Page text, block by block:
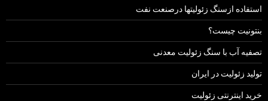
استفاده ازسنگ زئولیتها درصنعت نفت
بنتونیت چیست؟
تصفیه آب با سنگ زئولیت معدنی
تولید زئولیت در ایران
خرید اینترنتی زئولیت